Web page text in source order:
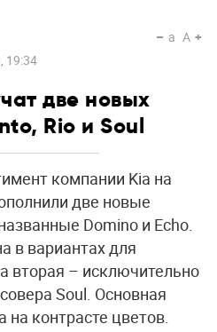
19:34
a A
две новых
Rio и Soul
компании Kia на
две новые
Domino и Echo.
в вариантах для
вторая – исключительно
Soul. Основная
на контрасте цветов.